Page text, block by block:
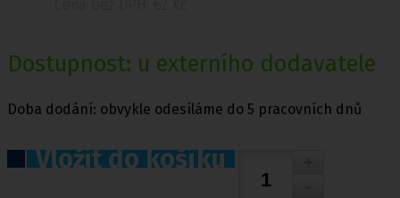
Dostupnost: u externího dodavatele
Doba dodání: obvykle odesíláme do 5 pracovních dnů
Vložit do košíku